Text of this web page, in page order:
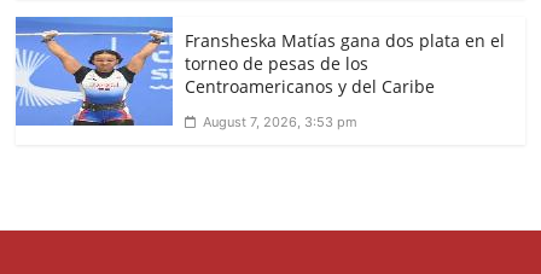
Fransheska Matías gana dos plata en el
torneo de pesas de los
Centroamericanos y del Caribe
August 7, 2026, 3:53 pm